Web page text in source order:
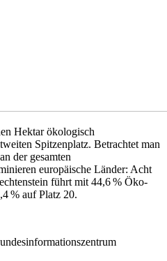
Hektar ökologisch
Spitzenplatz. Betrachtet man
der gesamten
europäische Länder: Acht
führt mit 44,6 % Öko-
% auf Platz 20.